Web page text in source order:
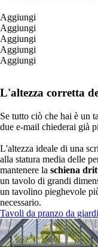
Aggiungi
Aggiungi
Aggiungi
Aggiungi
Aggiungi
L'altezza corretta
Se tutto ciò che hai è un
due e-mail chiederai già
L'altezza ideale di una
alla statura media delle
mantenere la schiena
un tavolo di grandi
un tavolino pieghevole
necessario.
Tavoli da pranzo da